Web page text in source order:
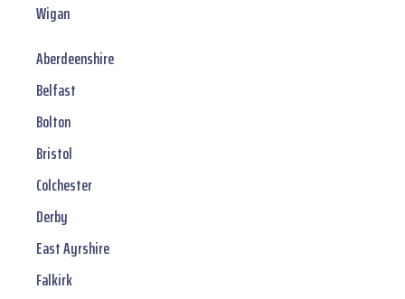
Wigan
Aberdeenshire
Belfast
Bolton
Bristol
Colchester
Derby
East Ayrshire
Falkirk